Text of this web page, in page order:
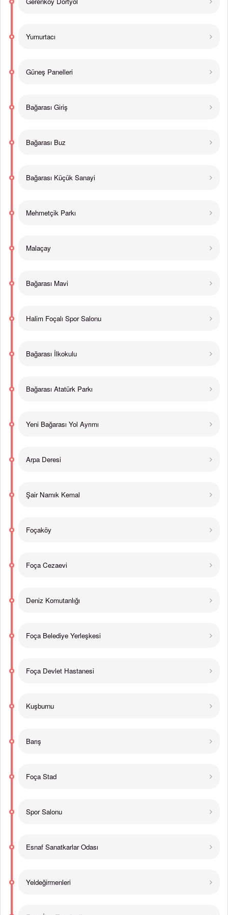
Yumurtacı
Güneş Panelleri
Bağarası Giriş
Bağarası Buz
Bağarası Küçük Sanayi
Mehmetçik Parkı
Malaçay
Bağarası Mavi
Halim Foçalı Spor Salonu
Bağarası İlkokulu
Bağarası Atatürk Parkı
Yeni Bağarası Yol Ayrımı
Arpa Deresi
Şair Namık Kemal
Foçaköy
Foça Cezaevi
Deniz Komutanlığı
Foça Belediye Yerleşkesi
Foça Devlet Hastanesi
Kuşburnu
Barış
Foça Stad
Spor Salonu
Esnaf Sanatkarlar Odası
Yeldeğirmenleri